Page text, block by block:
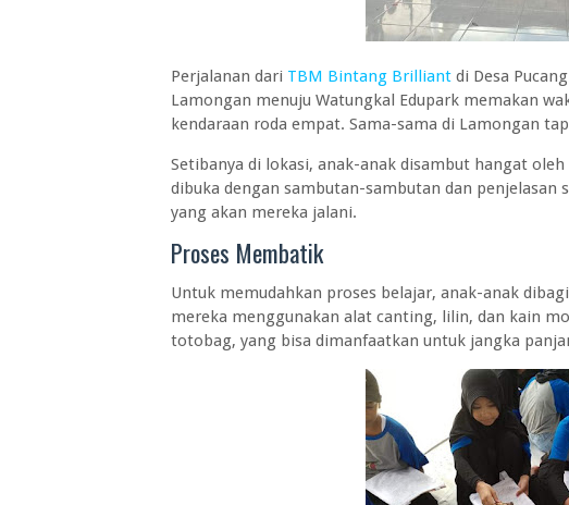
Perjalanan dari TBM Bintang Brilliant di Desa
Lamongan menuju Watungkal Edupark memakan
kendaraan roda empat. Sama-sama di Lamongan
Setibanya di lokasi, anak-anak disambut hangat
dibuka dengan sambutan-sambutan dan
yang akan mereka jalani.
Proses Membatik
Untuk memudahkan proses belajar, anak-anak
mereka menggunakan alat canting, lilin, dan kain
totobag, yang bisa dimanfaatkan untuk jangka